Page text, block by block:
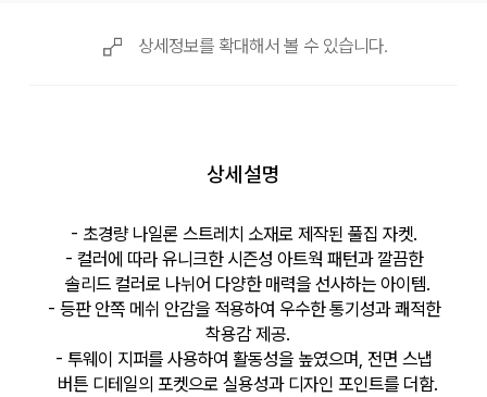
상세정보를 확대해서 볼 수 있습니다.
상세설명
- 초경량 나일론 스트레치 소재로 제작된 풀집 자켓.
- 컬러에 따라 유니크한 시즌성 아트웍 패턴과 깔끔한
솔리드 컬러로 나뉘어 다양한 매력을 선사하는 아이템.
- 등판 안쪽 메쉬 안감을 적용하여 우수한 통기성과 쾌적한
착용감 제공.
- 투웨이 지퍼를 사용하여 활동성을 높였으며, 전면 스냅
버튼 디테일의 포켓으로 실용성과 디자인 포인트를 더함.